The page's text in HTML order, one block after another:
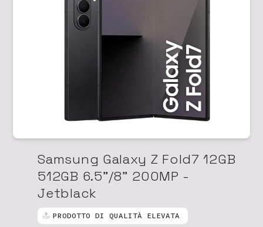
Samsung Galaxy Z Fold7 12GB
512GB 6.5"/8" 200MP -
Jetblack
PRODOTTO DI QUALITÀ ELEVATA